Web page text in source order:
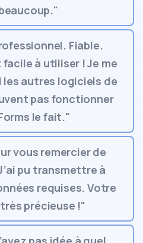
Fiable.
à utiliser ! Je me
les autres logiciels de
pas fonctionner
le fait."
vous remercier de
pu transmettre à
requises. Votre
précieuse !"